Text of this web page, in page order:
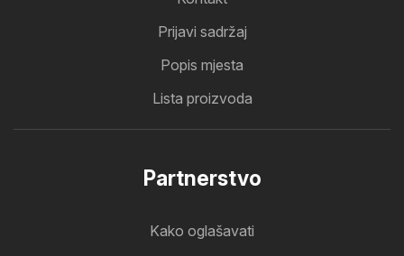
Prijavi sadržaj
Popis mjesta
Lista proizvoda
Partnerstvo
Kako oglašavati